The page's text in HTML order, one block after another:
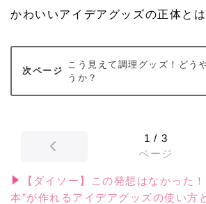
かわいいアイデアグッズの正体とは
こう見えて調理グッズ！どう
うか？
1 / 3
ページ
【ダイソー】この発想はなかった
本”が作れるアイデアグッズの使い方